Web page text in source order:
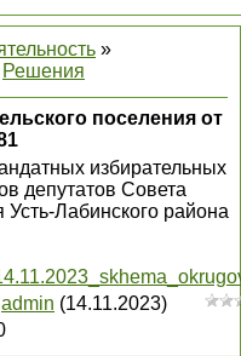
»
Решения
поселения от
избирательных
депутатов Совета
Усть-Лабинского района
admin (14.11.2023)